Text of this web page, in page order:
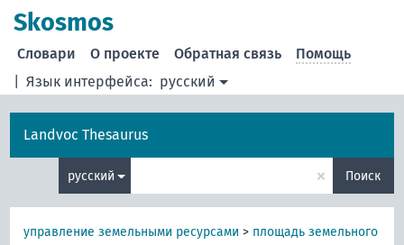
Skosmos
Язык интерфейса: русский
Словари О проекте Обратная связь Помощь
Landvoc Thesaurus
русский × Поиск
управление земельными ресурсами > площадь земельного